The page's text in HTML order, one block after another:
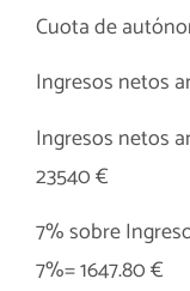
Cuota de
Ingresos netos
Ingresos netos
23540 €
7% sobre
7%= 1647.80 €